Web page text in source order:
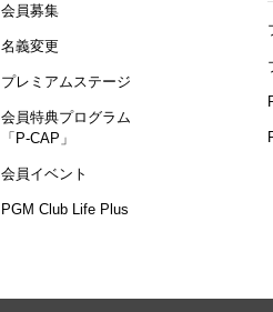
会員募集
名義変更
プレミアムステージ
会員特典プログラム
「P-CAP」
会員イベント
PGM Club Life Plus